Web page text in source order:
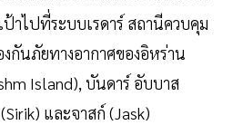
ป้าไปที่ระบบเรดาร์ สถานีควบคุม
นภัยทางอากาศของอิหร่าน
Island), บันดาร์ อับบาส
และจาสก์ (Jask)